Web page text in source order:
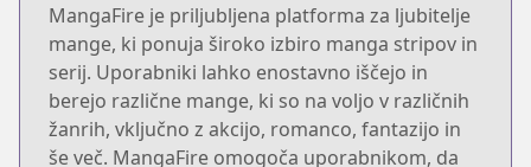
MangaFire je priljubljena platforma za ljubitelje
mange, ki ponuja široko izbiro manga stripov in
serij. Uporabniki lahko enostavno iščejo in
berejo različne mange, ki so na voljo v različnih
žanrih, vključno z akcijo, romanco, fantazijo in
še več. MangaFire omogoča uporabnikom, da